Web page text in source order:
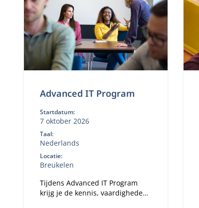
Advanced IT Program
Startdatum:
7 oktober 2026
Taal:
Nederlands
Locatie:
Breukelen
Tijdens Advanced IT Program
krijg je de kennis, vaardigheden